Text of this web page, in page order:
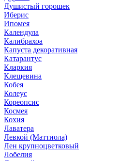
Душистый горошек
Иберис
Ипомея
Календула
Калибрахоа
Капуста декоративная
Катарантус
Кларкия
Клещевина
Кобея
Колеус
Кореопсис
Космея
Кохия
Лаватера
Левкой (Маттиола)
Лен крупноцветковый
Лобелия